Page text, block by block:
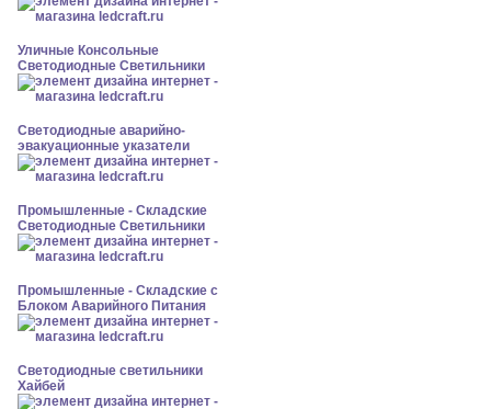
Уличные Консольные
Светодиодные Светильники
Светодиодные аварийно-
эвакуационные указатели
Промышленные - Складские
Светодиодные Светильники
Промышленные - Складские с
Блоком Аварийного Питания
Светодиодные светильники
Хайбей